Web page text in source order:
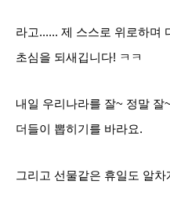
라고...... 제 스스로 위로하며
초심을 되새깁니다! ㅋㅋ
내일 우리나라를 잘~ 정말 잘
더들이 뽑히기를 바라요.
그리고 선물같은 휴일도 알